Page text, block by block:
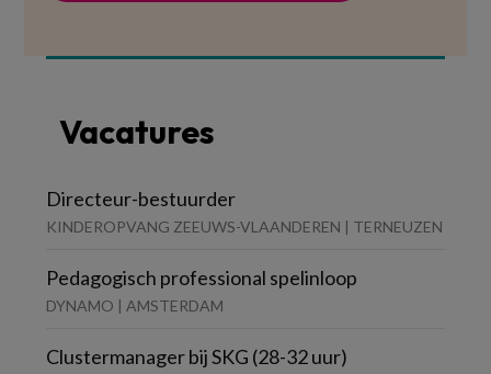
Vacatures
Directeur-bestuurder
KINDEROPVANG ZEEUWS-VLAANDEREN | TERNEUZEN
Pedagogisch professional spelinloop
DYNAMO | AMSTERDAM
Clustermanager bij SKG (28-32 uur)